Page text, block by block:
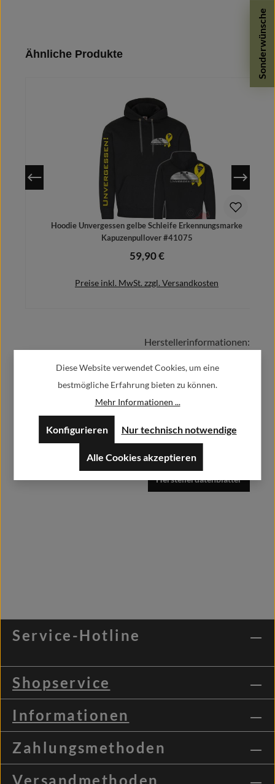
Sonderwünsche
Produktgalerie überspringen
Ähnliche Produkte
Hoodie Unvergessen gelbe Schleife Erkennungsmarke
Kapuzenpullover #41075
Regulärer Preis:
59,90 €
Preise inkl. MwSt. zzgl. Versandkosten
Details
Herstellerinformationen:
Alfa GmbH / Alfashirt
Weisweilerstr.20-22
52379 Langerwehe
Herstellerdatenblätter
Service-Hotline
Shopservice
Informationen
Zahlungsmethoden
Versandmethoden
Diese Website verwendet Cookies, um eine
bestmögliche Erfahrung bieten zu können.
Mehr Informationen ...
Nur technisch notwendige
Konfigurieren
Alle Cookies akzeptieren